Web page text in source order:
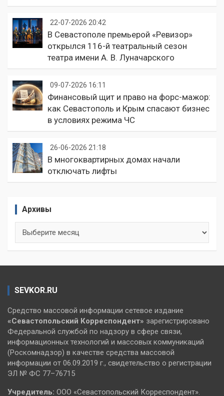
22-07-2026 20:42
В Севастополе премьерой «Ревизор»
открылся 116-й театральный сезон
театра имени А. В. Луначарского
09-07-2026 16:11
Финансовый щит и право на форс-мажор:
как Севастополь и Крым спасают бизнес
в условиях режима ЧС
26-06-2026 21:18
В многоквартирных домах начали
отключать лифты
Архивы
SEVKOR.RU
Средство массовой информации сетевое издание
«Севастопольский Корреспондент» зарегистрировано
Федеральной службой по надзору в сфере связи,
информационных технологий и массовых коммуникаций
(Роскомнадзор) в качестве средства массовой
информации от 06.09.2019 г., свидетельство о регистрации
ЭЛ № ФС 77–76715
Учредитель: ООО «Севастопольский Корреспондент».